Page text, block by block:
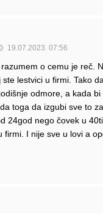
19.07.2023. 07:56
o cemu je reč.
lestvici u firmi. Tako
odmore, a kada
toga da izgubi sve to
24god nego čovek u
firmi. I nije sve u lovi a